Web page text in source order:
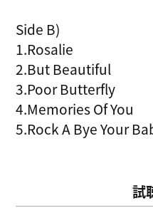
Side B)
1.Rosalie
2.But Beautiful
3.Poor Butterfly
4.Memories Of You
5.Rock A Bye Your
試